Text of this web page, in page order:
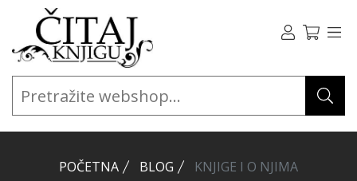
POČETNA BLOG KNJIGE I O NJIMA